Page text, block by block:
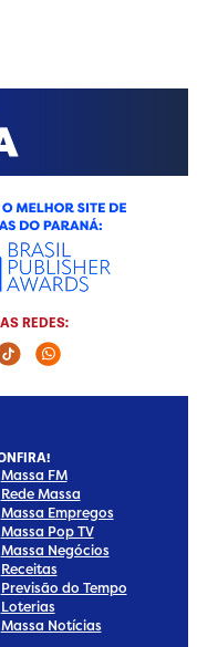
REDES:
MediaMedia
Social Media
Social Media
Tiktok Social Media
Whatsapp
Massa FM
Rede Massa
Massa Empregos
Massa Pop TV
Massa Negócios
Receitas
Previsão do Tempo
Loterias
Massa Notícias